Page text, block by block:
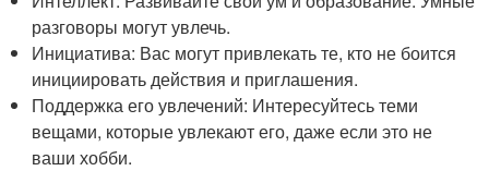
разговоры могут увлечь.
Инициатива: Вас могут привлекать те, кто не боится
инициировать действия и приглашения.
Поддержка его увлечений: Интересуйтесь теми
вещами, которые увлекают его, даже если это не
ваши хобби.